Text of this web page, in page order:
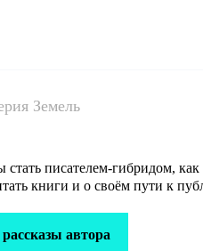
Земель
стать писателем-гибридом,
книги и о своём пути к
автора